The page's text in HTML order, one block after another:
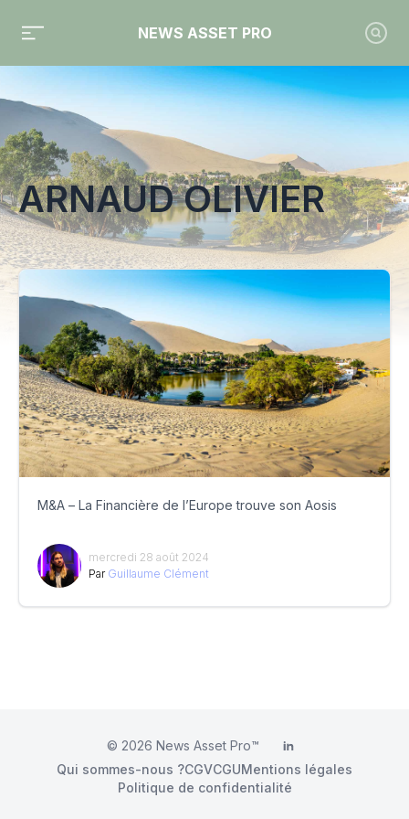
NEWS ASSET PRO
Toute l'actualité sur le tag "Arnaud Olivier"
ARNAUD OLIVIER
M&A – La Financière de l’Europe trouve son Aosis
mercredi 28 août 2024
Par Guillaume Clément
© 2026 News Asset Pro™ LinkedIn
Qui sommes-nous ?CGVCGUMentions légales
Politique de confidentialité